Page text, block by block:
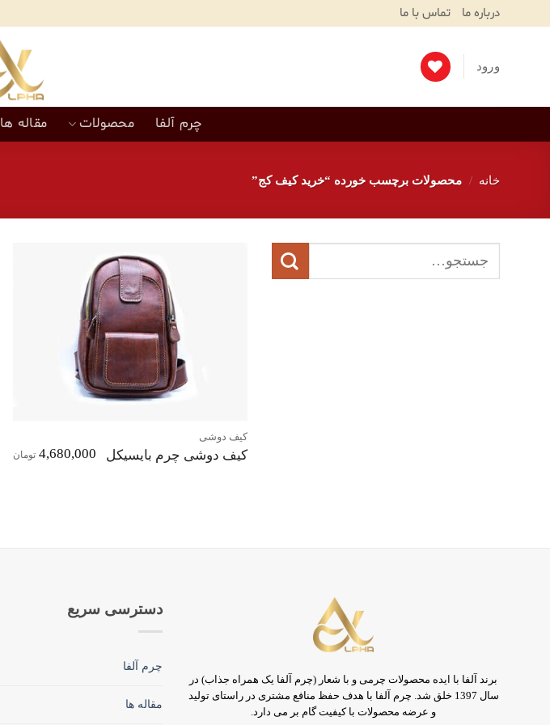
درباره ما تماس با ما
ورود
چرم آلفا محصولات مقاله ها
خانه / محصولات برچسب خورده “خرید کیف کج”
برای:
کیف دوشی
کیف دوشی چرم بایسیکل 4,680,000 تومان
برند آلفا با ایده محصولات چرمی و با شعار (چرم آلفا یک همراه جذاب) در
سال 1397 خلق شد. چرم آلفا با هدف حفظ منافع مشتری در راستای تولید
و عرضه محصولات با کیفیت گام بر می دارد.
دسترسی سریع
چرم آلفا
مقاله ها